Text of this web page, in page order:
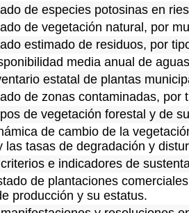
de especies potosinas en
de vegetación natural, por
estimado de residuos, por
media anual de
estatal de plantas
de zonas contaminadas, por
de vegetación forestal y de
de cambio de la
las tasas de degradación y
e indicadores de
de plantaciones
producción y su estatus.